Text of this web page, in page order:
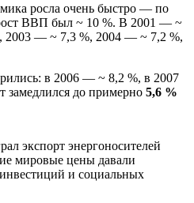
росла очень быстро — по
ВВП был ~ 10 %. В 2001 — ~
2003 — ~ 7,3 %, 2004 — ~ 7,2 %,
в 2006 — ~ 8,2 %, в 2007
до примерно 5,6 %
экспорт энергоносителей
мировые цены давали
и социальных